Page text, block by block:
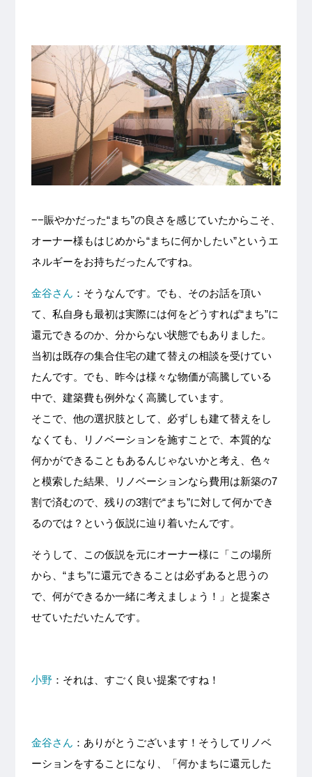
−−賑やかだった“まち”の良さを感じていたからこそ、
オーナー様もはじめから“まちに何かしたい”というエ
ネルギーをお持ちだったんですね。
金谷さん ：そうなんです。でも、そのお話を頂い
て、私自身も最初は実際には何をどうすれば“まち”に
還元できるのか、分からない状態でもありました。
当初は既存の集合住宅の建て替えの相談を受けてい
たんです。でも、昨今は様々な物価が高騰している
中で、建築費も例外なく高騰しています。
そこで、他の選択肢として、必ずしも建て替えをし
なくても、リノベーションを施すことで、本質的な
何かができることもあるんじゃないかと考え、色々
と模索した結果、リノベーションなら費用は新築の7
割で済むので、残りの3割で“まち”に対して何かでき
るのでは？という仮説に辿り着いたんです。
そうして、この仮説を元にオーナー様に「この場所
から、“まち”に還元できることは必ずあると思うの
で、何ができるか一緒に考えましょう！」と提案さ
せていただいたんです。
小野：それは、すごく良い提案ですね！
金谷さん ：ありがとうございます！そうしてリノベ
ーションをすることになり、「何かまちに還元した